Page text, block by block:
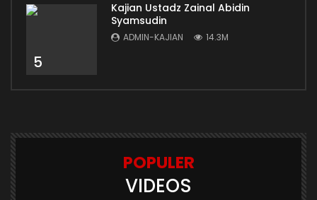
5
Kajian Ustadz Zainal Abidin
Syamsudin
ADMIN-KAJIAN 14.3M
POPULER
VIDEOS